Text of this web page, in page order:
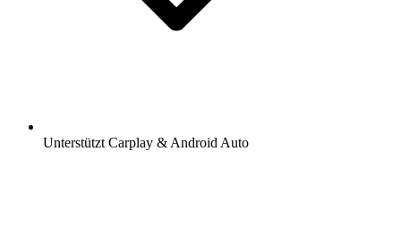
Unterstützt Carplay & Android Auto